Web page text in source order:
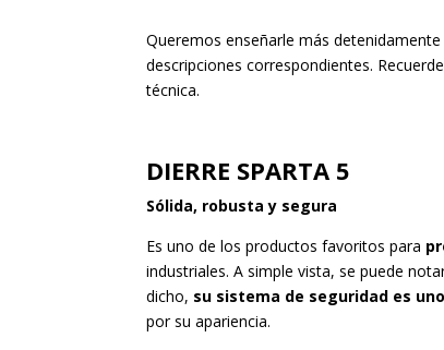
Queremos enseñarle más
descripciones correspondientes.
técnica.
DIERRE SPARTA 5
Sólida, robusta y segura
Es uno de los productos favoritos para
industriales. A simple vista, se puede
dicho, su sistema de seguridad es
por su apariencia.